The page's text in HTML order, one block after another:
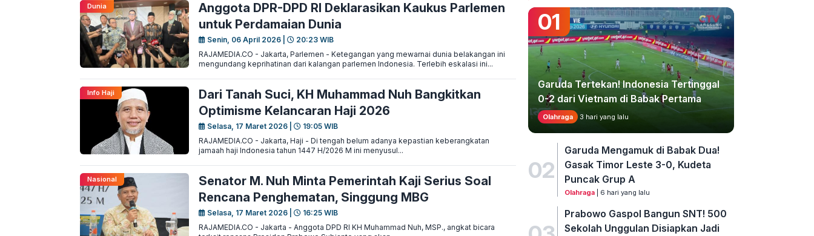
Dunia
Anggota DPR-DPD RI Deklarasikan Kaukus Parlemen
untuk Perdamaian Dunia
Senin, 06 April 2026 |
20:23 WIB
RAJAMEDIA.CO - Jakarta, Parlemen - Ketegangan yang mewarnai dunia belakangan ini
mengundang keprihatinan dari kalangan parlemen Indonesia. Terlebih eskalasi ini...
Info Haji
Dari Tanah Suci, KH Muhammad Nuh Bangkitkan
Optimisme Kelancaran Haji 2026
Selasa, 17 Maret 2026 |
19:05 WIB
RAJAMEDIA.CO - Jakarta, Haji - Di tengah belum adanya kepastian keberangkatan
jamaah haji Indonesia tahun 1447 H/2026 M ini menyusul...
Nasional
Senator M. Nuh Minta Pemerintah Kaji Serius Soal
Rencana Penghematan, Singgung MBG
Selasa, 17 Maret 2026 |
16:25 WIB
RAJAMEDIA.CO - Jakarta - Anggota DPD RI KH Muhammad Nuh, MSP., angkat bicara
01
Garuda Tertekan! Indonesia Tertinggal
0-2 dari Vietnam di Babak Pertama
Olahraga 3 hari yang lalu
02
Garuda Mengamuk di Babak Dua!
Gasak Timor Leste 3-0, Kudeta
Puncak Grup A
Olahraga | 6 hari yang lalu
Prabowo Gaspol Bangun SNT! 500
Sekolah Unggulan Disiapkan Jadi